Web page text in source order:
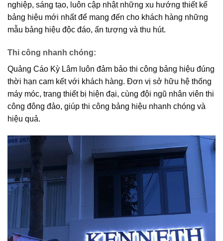
nghiệp, sáng tạo, luôn cập nhật những xu hướng thiết kế
bảng hiệu mới nhất để mang đến cho khách hàng những
mẫu bảng hiệu độc đáo, ấn tượng và thu hút.
Thi công nhanh chóng:
Quảng Cáo Kỳ Lâm luôn đảm bảo thi công bảng hiệu đúng
thời hạn cam kết với khách hàng. Đơn vị sở hữu hệ thống
máy móc, trang thiết bị hiện đại, cùng đội ngũ nhân viên thi
công đông đảo, giúp thi công bảng hiệu nhanh chóng và
hiệu quả.